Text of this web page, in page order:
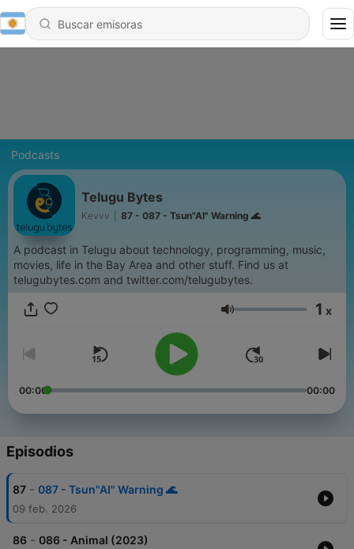
Podcasts
Telugu Bytes
Kevvv 87 - 087 - Tsun"AI" Warning 🌊
A podcast in Telugu about technology, programming, music,
movies, life in the Bay Area and other stuff. Find us at
telugubytes.com and twitter.com/telugubytes.
Volumen 1 x
00:00 00:00
Episodios
87 - 087 - Tsun"AI" Warning 🌊
09 feb. 2026
86 - 086 - Animal (2023)